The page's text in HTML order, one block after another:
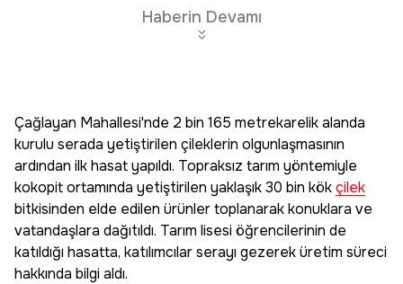
Haberin Devamı
Çağlayan Mahallesi'nde 2 bin 165 metrekarelik alanda
kurulu serada yetiştirilen çileklerin olgunlaşmasının
ardından ilk hasat yapıldı. Topraksız tarım yöntemiyle
kokopit ortamında yetiştirilen yaklaşık 30 bin kökçilek
bitkisinden elde edilen ürünler toplanarak konuklara ve
vatandaşlara dağıtıldı. Tarım lisesi öğrencilerinin de
katıldığı hasatta, katılımcılar serayı gezerek üretim süreci
hakkında bilgi aldı.